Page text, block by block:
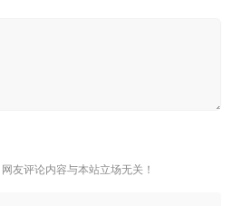
友评论内容与本站立场无关！